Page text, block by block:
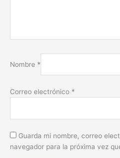
Nombre *
Correo electrónico *
Guarda mi nombre, correo
navegador para la próxima vez